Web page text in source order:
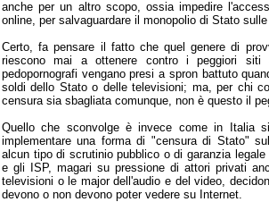
anche per un altro scopo, ossia impedire
online, per salvaguardare il monopolio di Stato
Certo, fa pensare il fatto che quel genere di
riescono mai a ottenere contro i peggiori siti
pedopornografi vengano presi a spron battuto
soldi dello Stato o delle televisioni; ma, per chi
censura sia sbagliata comunque, non è questo il
Quello che sconvolge è invece come in Italia
implementare una forma di "censura di Stato"
alcun tipo di scrutinio pubblico o di garanzia
e gli ISP, magari su pressione di attori privati
televisioni o le major dell'audio e del video,
devono o non devono poter vedere su Internet.